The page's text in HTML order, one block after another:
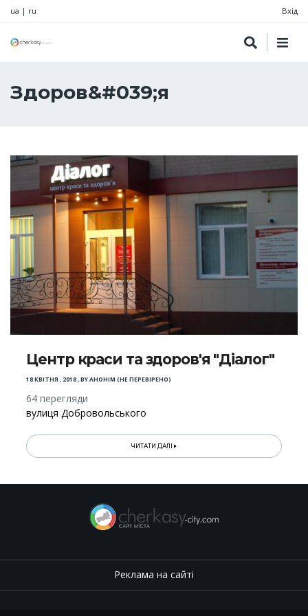
ua | ru Вхід
Здоров&#039;я
Центр краси та здоров'я "Діалог"
18 КВІТНЯ , 2018,BYАНОНІМ (НЕ ПЕРЕВІРЕНО)
64 перегляди
вулиця Добровольського
ЧИТАТИ ДАЛІ
Реклама на сайті